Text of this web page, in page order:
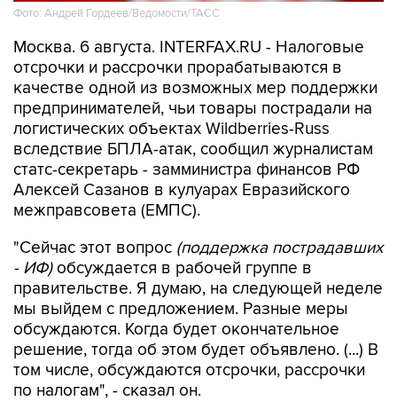
Фото: Андрей Гордеев/Ведомости/ТАСС
Москва. 6 августа. INTERFAX.RU - Налоговые
отсрочки и рассрочки прорабатываются в
качестве одной из возможных мер поддержки
предпринимателей, чьи товары пострадали на
логистических объектах Wildberries-Russ
вследствие БПЛА-атак, сообщил журналистам
статс-секретарь - замминистра финансов РФ
Алексей Сазанов в кулуарах Евразийского
межправсовета (ЕМПС).
"Сейчас этот вопрос (поддержка пострадавших
- ИФ)обсуждается в рабочей группе в
правительстве. Я думаю, на следующей неделе
мы выйдем с предложением. Разные меры
обсуждаются. Когда будет окончательное
решение, тогда об этом будет объявлено. (...) В
том числе, обсуждаются отсрочки, рассрочки
по налогам", - сказал он.